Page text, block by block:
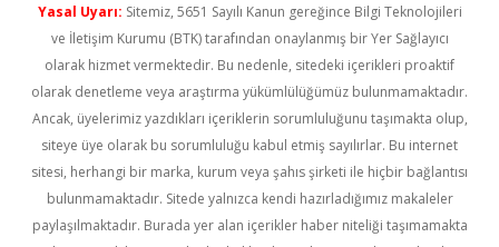
Yasal Uyarı: Sitemiz, 5651 Sayılı Kanun gereğince Bilgi Teknolojileri
ve İletişim Kurumu (BTK) tarafından onaylanmış bir Yer Sağlayıcı
olarak hizmet vermektedir. Bu nedenle, sitedeki içerikleri proaktif
olarak denetleme veya araştırma yükümlülüğümüz bulunmamaktadır.
Ancak, üyelerimiz yazdıkları içeriklerin sorumluluğunu taşımakta olup,
siteye üye olarak bu sorumluluğu kabul etmiş sayılırlar. Bu internet
sitesi, herhangi bir marka, kurum veya şahıs şirketi ile hiçbir bağlantısı
bulunmamaktadır. Sitede yalnızca kendi hazırladığımız makaleler
paylaşılmaktadır. Burada yer alan içerikler haber niteliği taşımamakta